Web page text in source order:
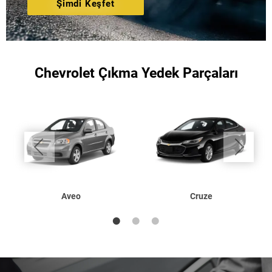
Şimdi Keşfet
Chevrolet Çıkma Yedek Parçaları
Aveo Cruze